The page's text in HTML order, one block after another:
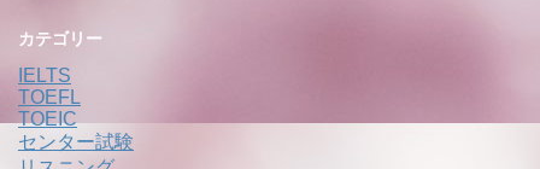
カテゴリー
IELTS
TOEFL
TOEIC
センター試験